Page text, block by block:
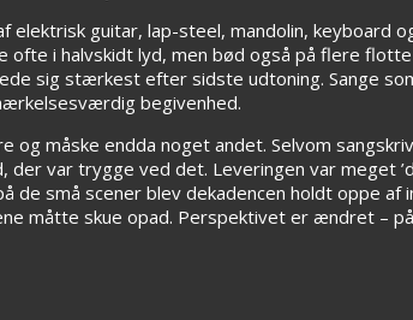
elektrisk guitar, lap-steel, mandolin, keyboard
i halvskidt lyd, men bød også på flere
sig stærkest efter sidste udtoning. Sange
begivenhed.
måske endda noget andet. Selvom
var trygge ved det. Leveringen var meget
små scener blev dekadencen holdt oppe
måtte skue opad. Perspektivet er ændret –